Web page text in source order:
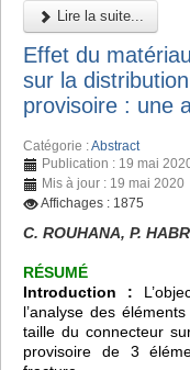
Lire la suite...
Effet du
sur la
provisoire : une
Catégorie :Abstract
Publication : 19 mai
Mis à jour : 19 mai 2020
Affichages : 1875
C. ROUHANA, P.
RÉSUMÉ
Introduction :
l’analyse des
taille du connecteur
provisoire de 3